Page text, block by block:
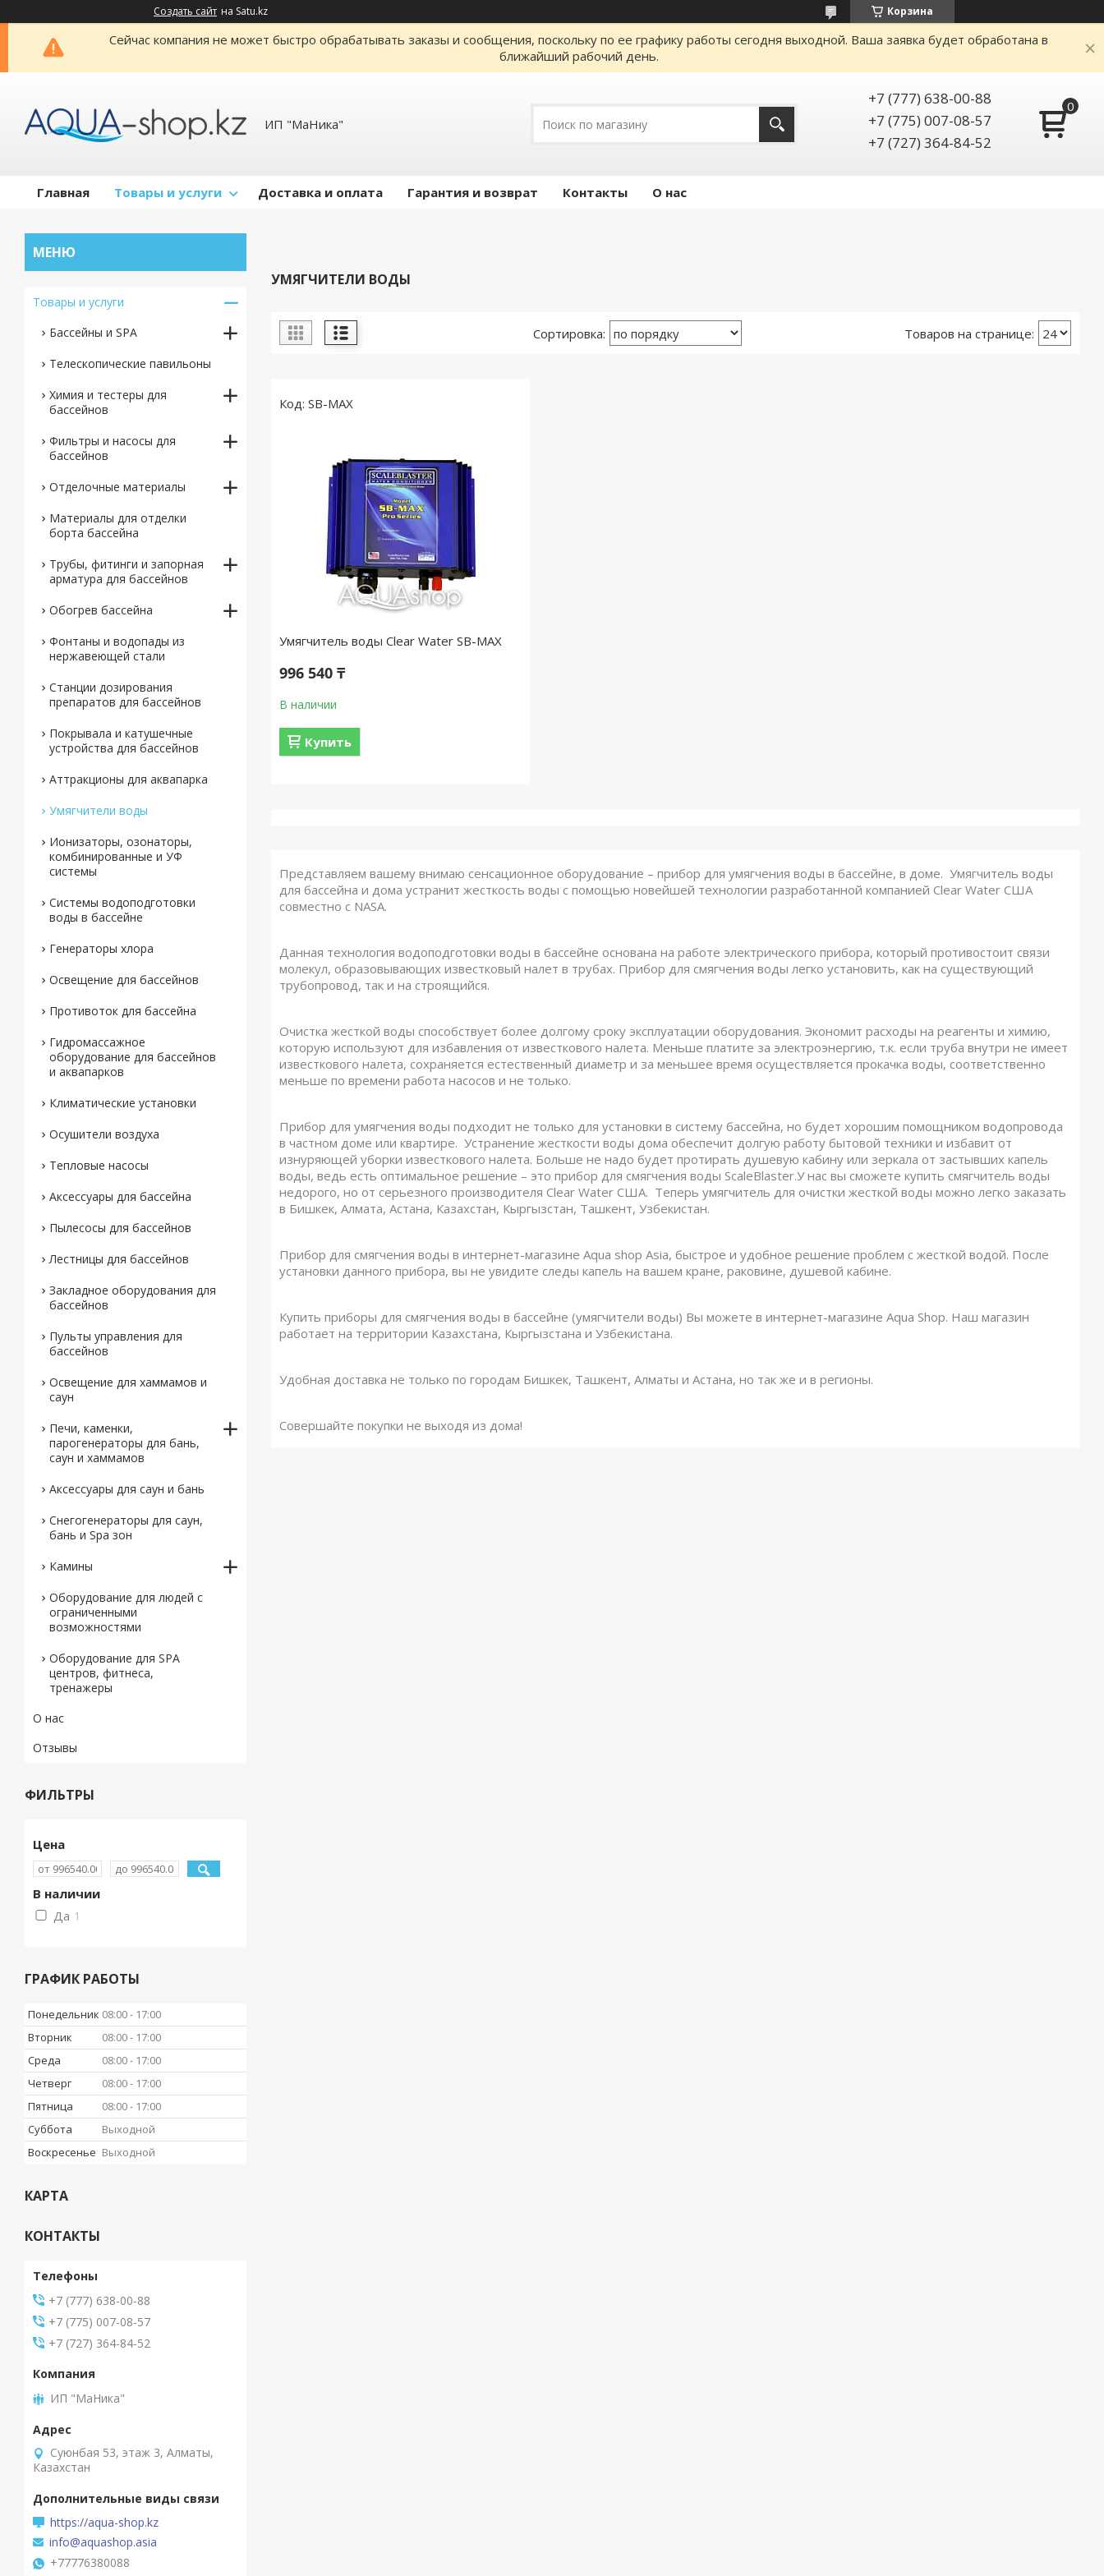
Создать сайт на Satu.kz Корзина
Сейчас компания не может быстро обрабатывать заказы и сообщения, поскольку по ее графику работы сегодня выходной. Ваша заявка будет обработана в
ближайший рабочий день.
ИП "МаНика"
+7 (777) 638-00-88
+7 (775) 007-08-57
+7 (727) 364-84-52
Главная Товары и услуги Доставка и оплата Гарантия и возврат Контакты О нас
УМЯГЧИТЕЛИ ВОДЫ
SB-MAX​​​​​​​
Умягчитель воды Clear Water SB-MAX
996 540 ₸
В наличии
Купить
Представляем вашему внимаю сенсационное оборудование – прибор для умягчения воды в бассейне, в доме. Умягчитель воды
для бассейна и дома устранит жесткость воды с помощью новейшей технологии разработанной компанией Clear Water США
совместно с NASA.
Данная технология водоподготовки воды в бассейне основана на работе электрического прибора, который противостоит связи
молекул, образовывающих известковый налет в трубах. Прибор для смягчения воды легко установить, как на существующий
трубопровод, так и на строящийся.
Очистка жесткой воды способствует более долгому сроку эксплуатации оборудования. Экономит расходы на реагенты и химию,
которую используют для избавления от известкового налета. Меньше платите за электроэнергию, т.к. если труба внутри не имеет
известкового налета, сохраняется естественный диаметр и за меньшее время осуществляется прокачка воды, соответственно
меньше по времени работа насосов и не только.
Прибор для умягчения воды подходит не только для установки в систему бассейна, но будет хорошим помощником водопровода
в частном доме или квартире. Устранение жесткости воды дома обеспечит долгую работу бытовой техники и избавит от
изнуряющей уборки известкового налета. Больше не надо будет протирать душевую кабину или зеркала от застывших капель
воды, ведь есть оптимальное решение – это прибор для смягчения воды ScaleBlaster.У нас вы сможете купить смягчитель воды
недорого, но от серьезного производителя Clear Water США. Теперь умягчитель для очистки жесткой воды можно легко заказать
в Бишкек, Алмата, Астана, Казахстан, Кыргызстан, Ташкент, Узбекистан.
Прибор для смягчения воды в интернет-магазине Aqua shop Asia, быстрое и удобное решение проблем с жесткой водой. После
установки данного прибора, вы не увидите следы капель на вашем кране, раковине, душевой кабине.
Купить приборы для смягчения воды в бассейне (умягчители воды) Вы можете в интернет-магазине Aqua Shop. Наш магазин
работает на территории Казахстана, Кыргызстана и Узбекистана.
Удобная доставка не только по городам Бишкек, Ташкент, Алматы и Астана, но так же и в регионы.
Совершайте покупки не выходя из дома!
Товары и услуги
Бассейны и SPA
Телескопические павильоны
Химия и тестеры для
бассейнов
Фильтры и насосы для
бассейнов
Отделочные материалы
Материалы для отделки
борта бассейна
Трубы, фитинги и запорная
арматура для бассейнов
Обогрев бассейна
Фонтаны и водопады из
нержавеющей стали
Станции дозирования
препаратов для бассейнов
Покрывала и катушечные
устройства для бассейнов
Аттракционы для аквапарка
Умягчители воды
Ионизаторы, озонаторы,
комбинированные и УФ
системы
Системы водоподготовки
воды в бассейне
Генераторы хлора
Освещение для бассейнов
Противоток для бассейна
Гидромассажное
оборудование для бассейнов
и аквапарков
Климатические установки
Осушители воздуха
Тепловые насосы
Аксессуары для бассейна
Пылесосы для бассейнов
Лестницы для бассейнов
Закладное оборудования для
бассейнов
Пульты управления для
бассейнов
Освещение для хаммамов и
саун
Печи, каменки,
парогенераторы для бань,
саун и хаммамов
Аксессуары для саун и бань
Снегогенераторы для саун,
бань и Spa зон
Камины
Оборудование для людей с
ограниченными
возможностями
Оборудование для SPA
центров, фитнеса,
тренажеры
О нас
Отзывы
ФИЛЬТРЫ
Цена
В наличии
Да 1
ГРАФИК РАБОТЫ
Понедельник 08:00
17:00
Вторник
08:00
17:00
Среда
08:00
17:00
Четверг
08:00
17:00
Пятница
08:00
17:00
Суббота
Выходной
Воскресенье Выходной
КАРТА
КОНТАКТЫ
+7 (777) 638-00-88
+7 (775) 007-08-57
+7 (727) 364-84-52
ИП "МаНика"
Суюнбая 53, этаж 3, Алматы,
Казахстан
https://aqua-shop.kz
info@aquashop.asia
+77776380088